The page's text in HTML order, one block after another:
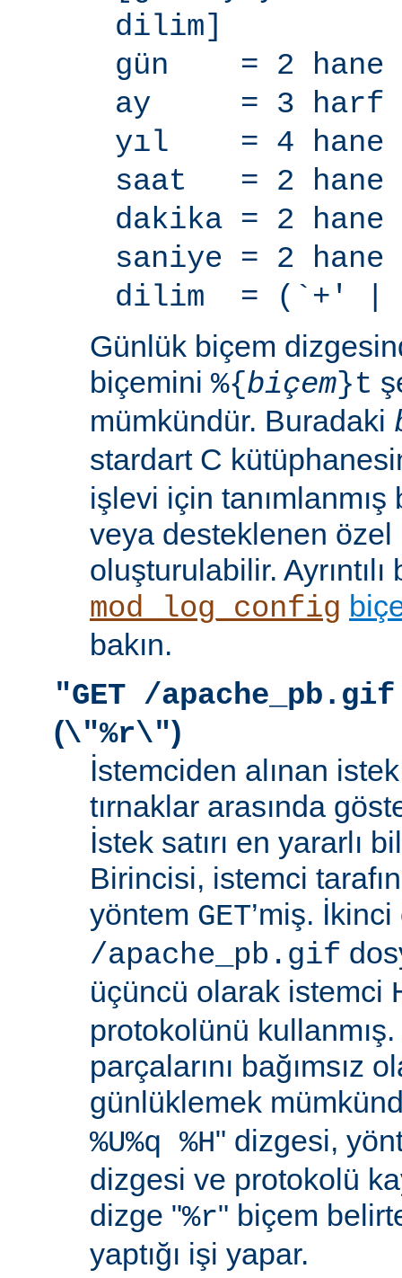
dilim]
gün = 2 hane
ay = 3 harf
yıl = 4 hane
saat = 2 hane
dakika = 2 hane
saniye = 2 hane
dilim = (`+' |
Günlük biçem
biçemini %{ biçem }t
mümkündür. Buradaki
stardart C
işlevi için
veya desteklenen
oluşturulabilir.
mod_log_config
bakın.
"GET /
(\"%r\")
İstemciden alınan istek
tırnaklar arasında
İstek satırı en yararlı
Birincisi, istemci
yöntem GET’miş.
/apache_pb.gif
üçüncü olarak istemci
protokolünü kullanmış.
parçalarını bağımsız
günlüklemek
%U%q %H" dizgesi,
dizgesi ve protokolü
dizge "%r" biçem
yaptığı işi yapar.